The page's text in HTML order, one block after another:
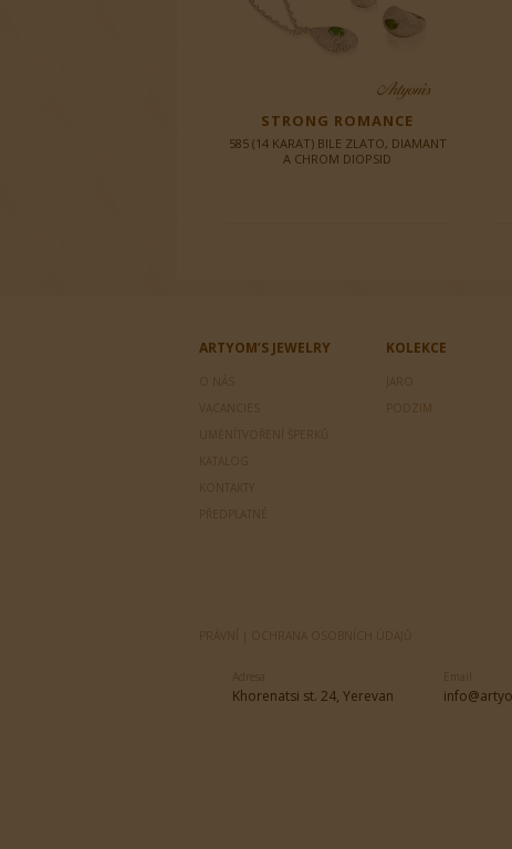
STRONG ROMANCE
585 (14 KARAT) BILE ZLATO, DIAMANT
A CHROM DIOPSID
ARTYOM’S JEWELRY
O NÁS
VACANCIES
UMĚNÍTVOŘENÍ ŠPERKŮ
KATALOG
KONTAKTY
PŘEDPLATNÉ
KOLEKCE
JARO
PODZIM
PRÁVNÍ | OCHRANA OSOBNÍCH ÚDAJŮ
Khorenatsi st. 24, Yerevan